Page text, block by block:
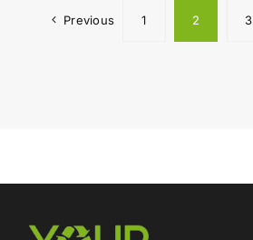
Previous 1 2 3